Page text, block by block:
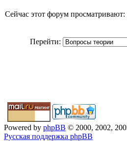
Сейчас этот форум просматривают:
Перейти:
Powered by phpBB © 2000, 2002,
Русская поддержка phpBB